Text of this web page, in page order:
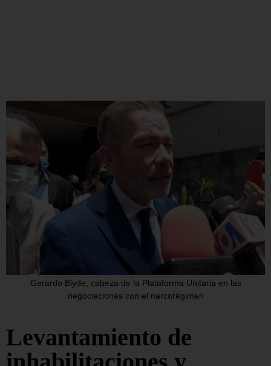
Gerardo Blyde, cabeza de la Plataforma Unitaria en las
negociaciones con el narcorégimen
Levantamiento de